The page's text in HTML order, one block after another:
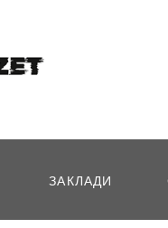
ЗАКЛАДИ